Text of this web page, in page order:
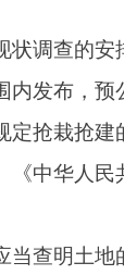
国土地管理法
范围、土地
低、长远生计